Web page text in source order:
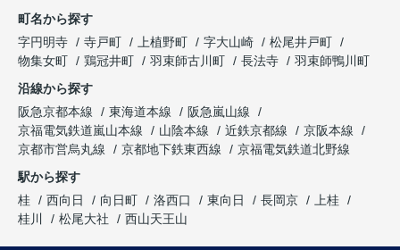
町名から探す
字円明寺
寺戸町 上植野町 字大山崎
松尾井戸町
物集女町
鶏冠井町 羽束師古川町 長法寺
羽束師鴨川町
沿線から探す
阪急京都本線
東海道本線
阪急嵐山線
京福電気鉄道嵐山本線
山陰本線 近鉄京都線
京阪本線
京都市営烏丸線
京都地下鉄東西線
京福電気鉄道北野線
駅から探す
桂
西向日 向日町 洛西口 東向日 長岡京
上桂
桂川
松尾大社 西山天王山